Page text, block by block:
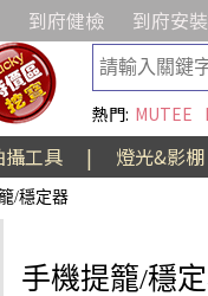
到府健檢 到府安裝
熱門: MUTEE
攝工具 | 燈光&影棚
/穩定器
手機提籠/穩